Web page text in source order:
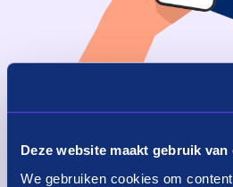
Deze website maakt gebruik van
We gebruiken cookies om
in3 Card:
in3 Card